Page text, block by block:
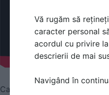
Calcaiul lui Ahile? Nu are
Vă rugăm să
caracter personal
acordul cu privire
descrierii de mai
Navigând în